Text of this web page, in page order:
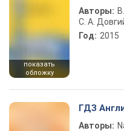
показать
обложку
Авторы:
С. А.
Год: 2015
ГДЗ
Авторы: